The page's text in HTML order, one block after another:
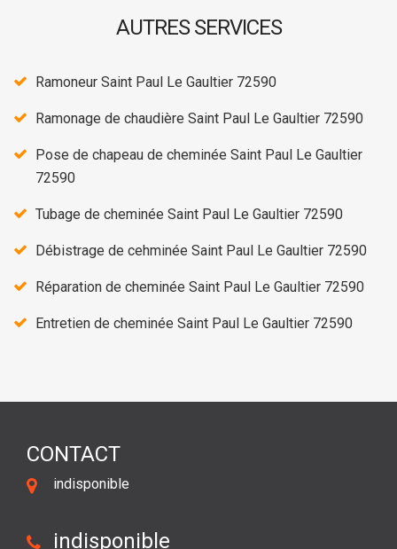
AUTRES SERVICES
Ramoneur Saint Paul Le Gaultier 72590
Ramonage de chaudière Saint Paul Le Gaultier 72590
Pose de chapeau de cheminée Saint Paul Le Gaultier
72590
Tubage de cheminée Saint Paul Le Gaultier 72590
Débistrage de cehminée Saint Paul Le Gaultier 72590
Réparation de cheminée Saint Paul Le Gaultier 72590
Entretien de cheminée Saint Paul Le Gaultier 72590
CONTACT
indisponible
indisponible